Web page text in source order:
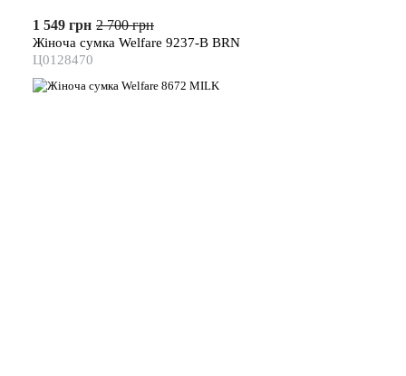
1 549 грн 2 700 грн
Жіноча сумка Welfare 9237-B BRN
Ц0128470